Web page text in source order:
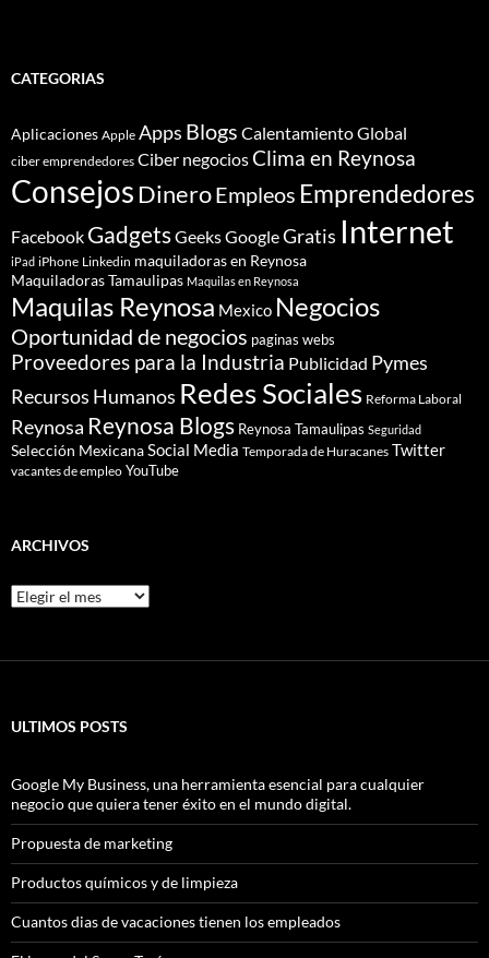
CATEGORIAS
Aplicaciones Apple Apps Blogs Calentamiento Global
ciber emprendedores Ciber negociosClima en Reynosa
ConsejosDineroEmpleos Emprendedores
Facebook GadgetsGeeksGoogleGratis Internet
iPad iPhone Linkedin maquiladoras en Reynosa
Maquiladoras Tamaulipas Maquilas en Reynosa
Maquilas Reynosa Mexico Negocios
Oportunidad de negocios paginas webs
Proveedores para la Industria Publicidad Pymes
Recursos Humanos Redes Sociales Reforma Laboral
Reynosa Reynosa Blogs Reynosa Tamaulipas Seguridad
Selección MexicanaSocial Media Temporada de Huracanes Twitter
vacantes de empleo YouTube
ARCHIVOS
Archivos
ULTIMOS POSTS
Google My Business, una herramienta esencial para cualquier
negocio que quiera tener éxito en el mundo digital.
Propuesta de marketing
Productos químicos y de limpieza
Cuantos dias de vacaciones tienen los empleados